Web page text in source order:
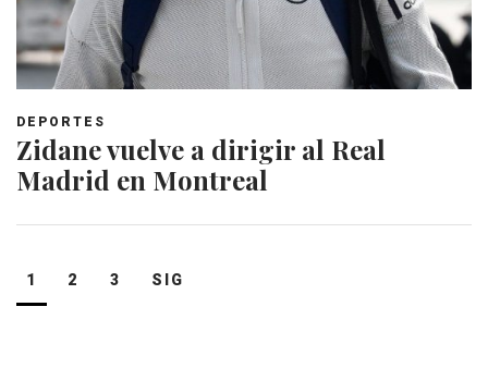
DEPORTES
Zidane vuelve a dirigir al Real
Madrid en Montreal
Navegación
de
1 2 3 SIG